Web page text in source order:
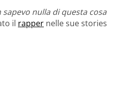
nulla di questa cosa
il rapper nelle sue stories